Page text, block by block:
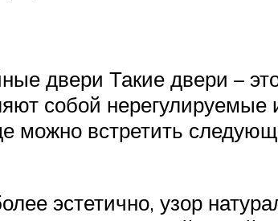
двери Такие двери –
собой
можно встретить
эстетично, узор